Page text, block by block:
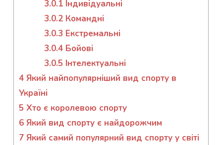
3.0.1 Індивідуальні
3.0.2 Командні
3.0.3 Екстремальні
3.0.4 Бойові
3.0.5 Інтелектуальні
4 Який найпопулярніший вид спорту в
Україні
5 Хто є королевою спорту
6 Який вид спорту є найдорожчим
7 Який самий популярний вид спорту у світі